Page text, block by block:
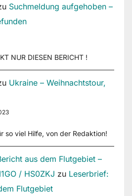
Suchmeldung aufgehoben –
NUR DIESEN BERICHT !
Ukraine – Weihnachtstour,
so viel Hilfe, von der Redaktion!
aus dem Flutgebiet –
/ HS0ZKJ zu Leserbrief:
Flutgebiet